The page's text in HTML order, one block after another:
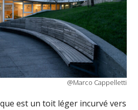
@Marco Cappelletti
est un toit léger incurvé vers